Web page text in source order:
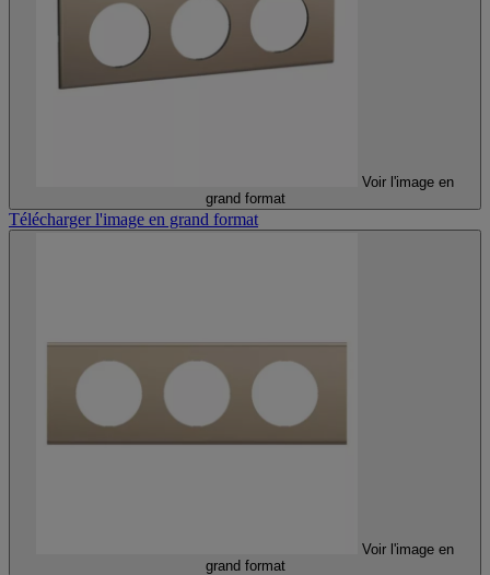
Voir l'image en
grand format
Télécharger l'image en grand format
Voir l'image en
grand format